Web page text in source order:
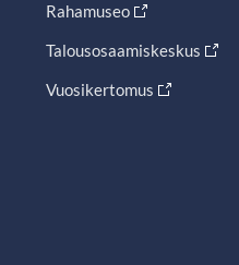
Rahamuseo
Talousosaamiskeskus
Vuosikertomus